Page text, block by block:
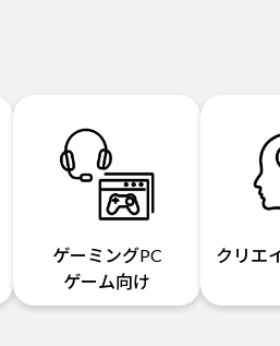
ゲーミングPC
ゲーム向け
クリエ